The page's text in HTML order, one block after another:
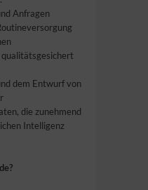
Anfragen
dem Entwurf von
die zunehmend
Intelligenz